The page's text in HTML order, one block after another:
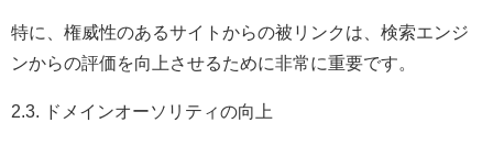
特に、権威性のあるサイトからの被リンクは、検索エンジ
ンからの評価を向上させるために非常に重要です。
2.3. ドメインオーソリティの向上